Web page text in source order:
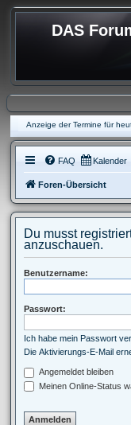
DAS
Anzeige der Termine für
FAQ Kalender
Foren-Übersicht
Du musst
anzuschauen.
Benutzername:
Passwort:
Ich habe mein Passwort
Die Aktivierungs-E-Mail
Angemeldet bleiben
Meinen Online-Status